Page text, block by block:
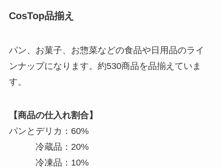
CosTop品揃え
パン、お菓子、お惣菜などの食品や日用品のライ
ンナップになります。約530商品を品揃えていま
す。
【商品の仕入れ割合】
パンとデリカ：60%
冷蔵品：20%
冷凍品：10%